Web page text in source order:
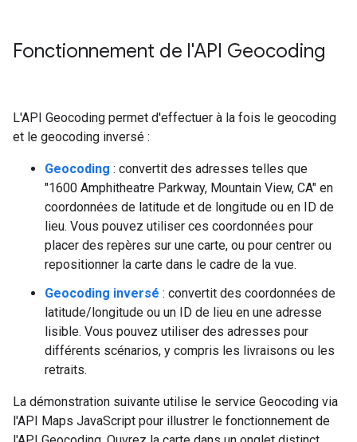
Fonctionnement de l'API Geocoding
L'API Geocoding permet d'effectuer à la fois le geocoding
et le geocoding inversé :
Geocoding : convertit des adresses telles que
"1600 Amphitheatre Parkway, Mountain View, CA" en
coordonnées de latitude et de longitude ou en ID de
lieu. Vous pouvez utiliser ces coordonnées pour
placer des repères sur une carte, ou pour centrer ou
repositionner la carte dans le cadre de la vue.
Geocoding inversé : convertit des coordonnées de
latitude/longitude ou un ID de lieu en une adresse
lisible. Vous pouvez utiliser des adresses pour
différents scénarios, y compris les livraisons ou les
retraits.
La démonstration suivante utilise le service Geocoding via
l'API Maps JavaScript pour illustrer le fonctionnement de